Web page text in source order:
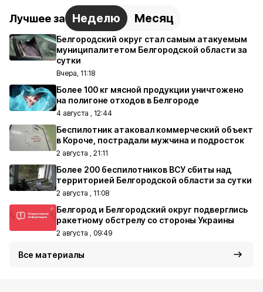
Лучшее за Неделю Месяц
Белгородский округ стал самым атакуемым
муниципалитетом Белгородской области за
сутки
Вчера, 11:18
Более 100 кг мясной продукции уничтожено
на полигоне отходов в Белгороде
4 августа , 12:44
Беспилотник атаковал коммерческий объект
в Короче, пострадали мужчина и подросток
2 августа , 21:11
Более 200 беспилотников ВСУ сбиты над
территорией Белгородской области за сутки
2 августа , 11:08
Белгород и Белгородский округ подверглись
ракетному обстрелу со стороны Украины
2 августа , 09:49
Все материалы